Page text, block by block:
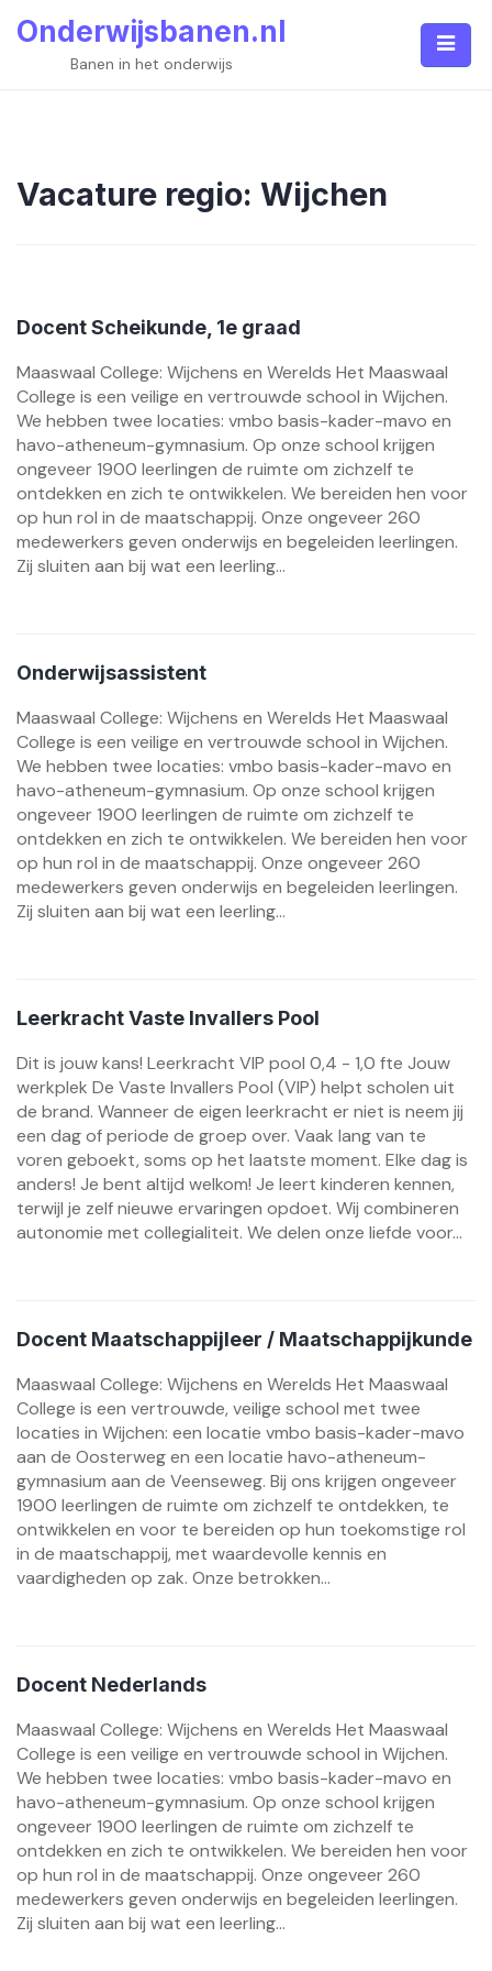
Onderwijsbanen.nl
Banen in het onderwijs
Vacature regio: Wijchen
Docent Scheikunde, 1e graad
Maaswaal College: Wijchens en Werelds Het Maaswaal
College is een veilige en vertrouwde school in Wijchen.
We hebben twee locaties: vmbo basis-kader-mavo en
havo-atheneum-gymnasium. Op onze school krijgen
ongeveer 1900 leerlingen de ruimte om zichzelf te
ontdekken en zich te ontwikkelen. We bereiden hen voor
op hun rol in de maatschappij. Onze ongeveer 260
medewerkers geven onderwijs en begeleiden leerlingen.
Zij sluiten aan bij wat een leerling...
Onderwijsassistent
Maaswaal College: Wijchens en Werelds Het Maaswaal
College is een veilige en vertrouwde school in Wijchen.
We hebben twee locaties: vmbo basis-kader-mavo en
havo-atheneum-gymnasium. Op onze school krijgen
ongeveer 1900 leerlingen de ruimte om zichzelf te
ontdekken en zich te ontwikkelen. We bereiden hen voor
op hun rol in de maatschappij. Onze ongeveer 260
medewerkers geven onderwijs en begeleiden leerlingen.
Zij sluiten aan bij wat een leerling...
Leerkracht Vaste Invallers Pool
Dit is jouw kans! Leerkracht VIP pool 0,4 - 1,0 fte Jouw
werkplek De Vaste Invallers Pool (VIP) helpt scholen uit
de brand. Wanneer de eigen leerkracht er niet is neem jij
een dag of periode de groep over. Vaak lang van te
voren geboekt, soms op het laatste moment. Elke dag is
anders! Je bent altijd welkom! Je leert kinderen kennen,
terwijl je zelf nieuwe ervaringen opdoet. Wij combineren
autonomie met collegialiteit. We delen onze liefde voor...
Docent Maatschappijleer / Maatschappijkunde
Maaswaal College: Wijchens en Werelds Het Maaswaal
College is een vertrouwde, veilige school met twee
locaties in Wijchen: een locatie vmbo basis-kader-mavo
aan de Oosterweg en een locatie havo-atheneum-
gymnasium aan de Veenseweg. Bij ons krijgen ongeveer
1900 leerlingen de ruimte om zichzelf te ontdekken, te
ontwikkelen en voor te bereiden op hun toekomstige rol
in de maatschappij, met waardevolle kennis en
vaardigheden op zak. Onze betrokken...
Docent Nederlands
Maaswaal College: Wijchens en Werelds Het Maaswaal
College is een veilige en vertrouwde school in Wijchen.
We hebben twee locaties: vmbo basis-kader-mavo en
havo-atheneum-gymnasium. Op onze school krijgen
ongeveer 1900 leerlingen de ruimte om zichzelf te
ontdekken en zich te ontwikkelen. We bereiden hen voor
op hun rol in de maatschappij. Onze ongeveer 260
medewerkers geven onderwijs en begeleiden leerlingen.
Zij sluiten aan bij wat een leerling...